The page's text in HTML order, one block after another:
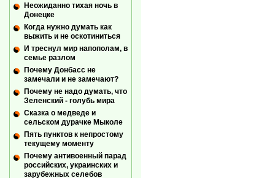
Неожиданно тихая ночь в
Донецке
Когда нужно думать как
выжить и не оскотиниться
И треснул мир напополам, в
семье разлом
Почему Донбасс не
замечали и не замечают?
Почему не надо думать, что
Зеленский - голубь мира
Сказка о медведе и
сельском дурачке Мыколе
Пять пунктов к непростому
текущему моменту
Почему антивоенный парад
российских, украинских и
зарубежных селебов